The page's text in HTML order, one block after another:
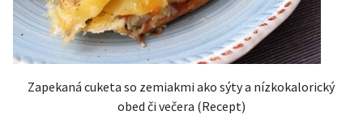
Zapekaná cuketa so zemiakmi ako sýty a nízkokalorický
obed či večera (Recept)